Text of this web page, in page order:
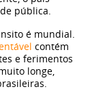
pública.
é mundial.
contém
e ferimentos
longe,